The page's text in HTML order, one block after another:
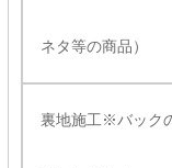
ネタ等の商品）
裏地施工※バック